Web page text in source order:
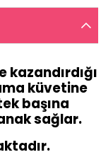
küvetine
başına
sağlar.